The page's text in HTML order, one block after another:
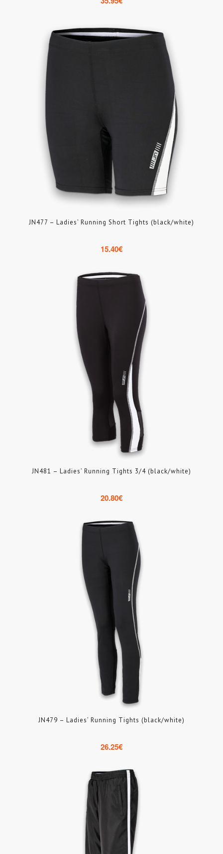
JN477 – Ladies’ Running Short Tights (black/white)
15.40€
JN481 – Ladies’ Running Tights 3/4 (black/white)
20.80€
JN479 – Ladies’ Running Tights (black/white)
26.25€